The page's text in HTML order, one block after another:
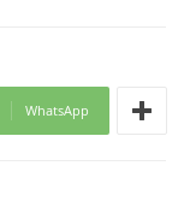
WhatsApp